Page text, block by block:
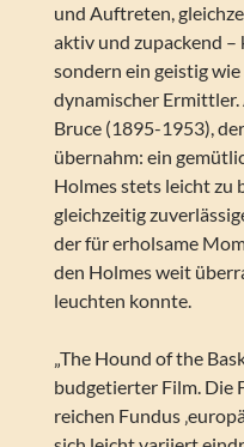
und Auftreten,
aktiv und zupackend –
sondern ein geistig
dynamischer Ermittler.
Bruce (1895-1953),
übernahm: ein
Holmes stets leicht zu
gleichzeitig
der für erholsame
den Holmes weit
leuchten konnte.
„The Hound of the
budgetierter Film. Die
reichen Fundus